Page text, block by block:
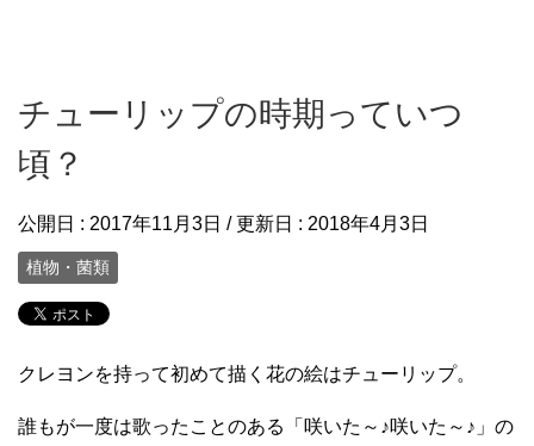
チューリップの時期っていつ
頃？
公開日 : 2017年11月3日 / 更新日 : 2018年4月3日
植物・菌類
クレヨンを持って初めて描く花の絵はチューリップ。
誰もが一度は歌ったことのある「咲いた～♪咲いた～♪」の